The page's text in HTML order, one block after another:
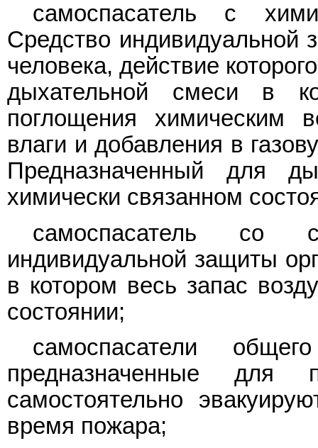
самоспасатель с
Средство индивидуальной
человека, действие
дыхательной смеси в
поглощения химическим
влаги и добавления в
Предназначенный для
химически связанном
самоспасатель со
индивидуальной защиты
в котором весь запас
состоянии;
самоспасатели
предназначенные для
самостоятельно
время пожара;